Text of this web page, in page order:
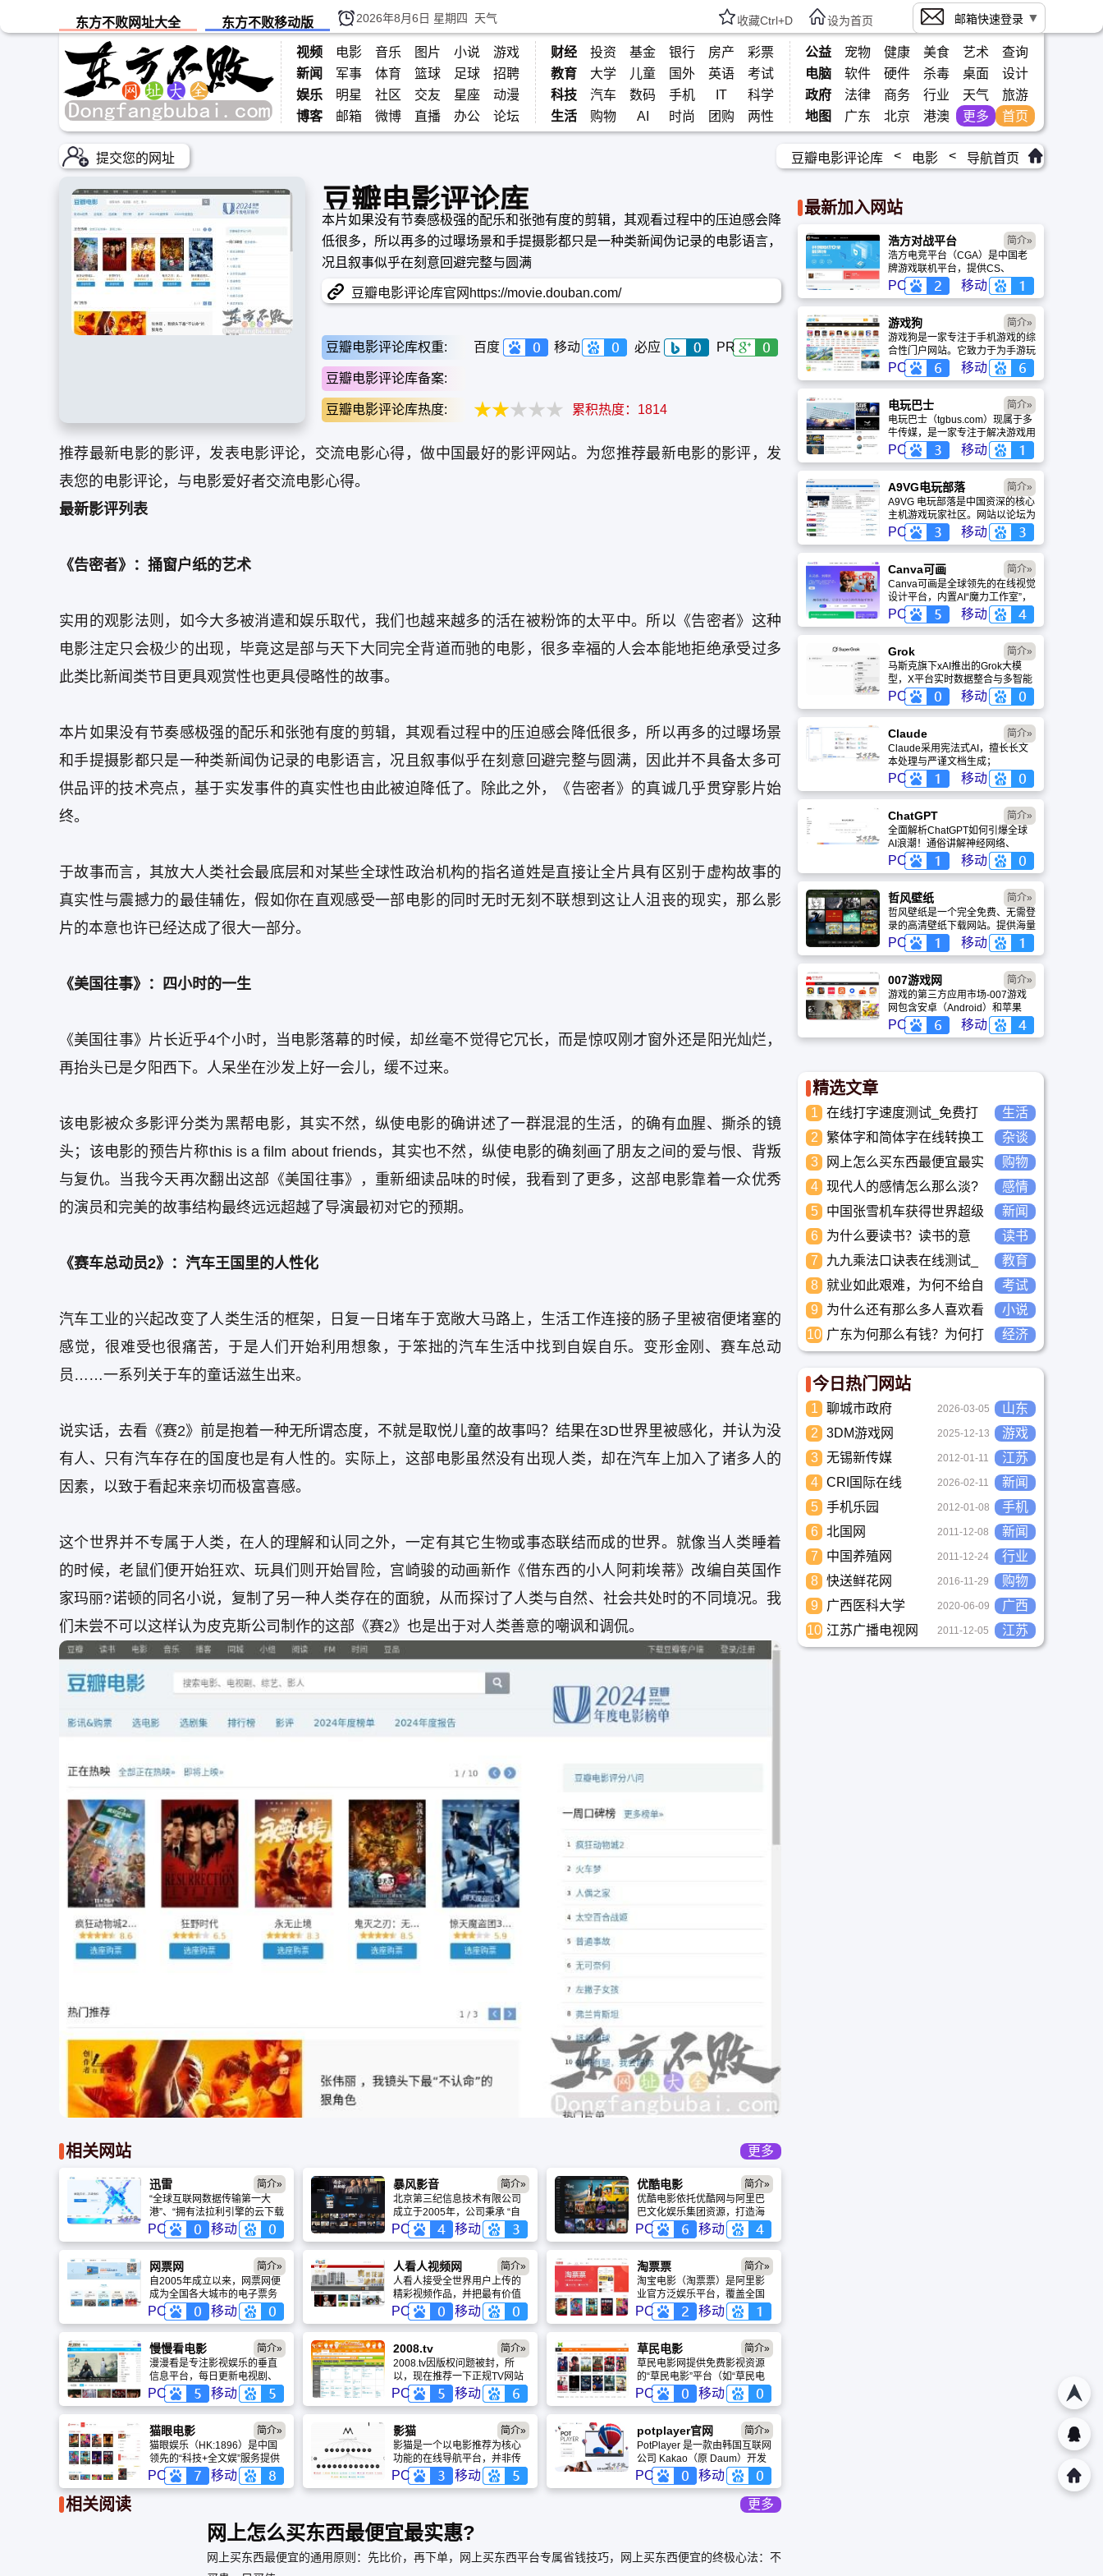
东方不败网址大全 东方不败移动版 2026年8月6日 星期四 天气 收藏Ctrl+D 设为首页 邮箱快速登录
视频 电影 音乐 图片 小说
游戏
新闻
军事 体育 篮球 足球
招聘
娱乐
明星 社区 交友 星座
动漫
博客
邮箱 微博 直播 办公 论坛
财经 投资 基金 银行 房产
彩票
教育
大学 儿童 国外 英语
考试
科技
汽车 数码 手机 IT
科学
生活
购物 AI 时尚 团购 两性
公益 宠物 健康 美食 艺术
查询
电脑
软件 硬件 杀毒 桌面
设计
政府
法律 商务 行业 天气
旅游
地图
广东 北京 港澳 更多 首页
提交您的网址 豆瓣电影评论库 < 电影 < 导航首页
豆瓣电影评论库
本片如果没有节奏感极强的配乐和张弛有度的剪辑，其观看过程中的压迫感会降
低很多，所以再多的过曝场景和手提摄影都只是一种类新闻伪记录的电影语言，
况且叙事似乎在刻意回避完整与圆满
豆瓣电影评论库官网https://movie.douban.com/
豆瓣电影评论库权重: 百度 移动 必应 PR
豆瓣电影评论库备案:
豆瓣电影评论库热度: 累积热度： 1814
推荐最新电影的影评，发表电影评论，交流电影心得，做中国最好的影评网站。为您推荐最新电影的影评，发
表您的电影评论，与电影爱好者交流电影心得。
最新影评列表
《告密者》：捅窗户纸的艺术
实用的观影法则，如今大多被消遣和娱乐取代，我们也越来越多的活在被粉饰的太平中。所以《告密者》这种
电影注定只会极少的出现，毕竟这是部与天下大同完全背道而驰的电影，很多幸福的人会本能地拒绝承受过多
此类比新闻类节目更具观赏性也更具侵略性的故事。
本片如果没有节奏感极强的配乐和张弛有度的剪辑，其观看过程中的压迫感会降低很多，所以再多的过曝场景
和手提摄影都只是一种类新闻伪记录的电影语言，况且叙事似乎在刻意回避完整与圆满，因此并不具备太多可
供品评的技术亮点，基于实发事件的真实性也由此被迫降低了。除此之外，《告密者》的真诚几乎贯穿影片始
终。
于故事而言，其放大人类社会最底层和对某些全球性政治机构的指名道姓是直接让全片具有区别于虚构故事的
真实性与震撼力的最佳辅佐，假如你在直观感受一部电影的同时无时无刻不联想到这让人沮丧的现实，那么影
片的本意也许已经达成了很大一部分。
《美国往事》：四小时的一生
《美国往事》片长近乎4个小时，当电影落幕的时候，却丝毫不觉得它冗长，而是惊叹刚才窗外还是阳光灿烂，
再抬头已是夕阳西下。人呆坐在沙发上好一会儿，缓不过来。
该电影被众多影评分类为黑帮电影，其实不然，纵使电影的确讲述了一群混混的生活，的确有血腥、撕杀的镜
头；该电影的预告片称this is a film about friends，其实也不然，纵使电影的确刻画了朋友之间的爱与恨、背叛
与复仇。当我今天再次翻出这部《美国往事》，重新细读品味的时候，我看到了更多，这部电影靠着一众优秀
的演员和完美的故事结构最终远远超越了导演最初对它的预期。
《赛车总动员2》：汽车王国里的人性化
汽车工业的兴起改变了人类生活的框架，日复一日堵车于宽敞大马路上，生活工作连接的肠子里被宿便堵塞的
感觉，很难受也很痛苦，于是人们开始利用想象，于笨拙的汽车生活中找到自娱自乐。变形金刚、赛车总动
员……一系列关于车的童话滋生出来。
说实话，去看《赛2》前是抱着一种无所谓态度，不就是取悦儿童的故事吗？结果在3D世界里被感化，并认为没
有人、只有汽车存在的国度也是有人性的。实际上，这部电影虽然没有出现人类，却在汽车上加入了诸多人的
因素，以致于看起来亲切而极富喜感。
这个世界并不专属于人类，在人的理解和认同之外，一定有其它生物或事态联结而成的世界。就像当人类睡着
的时候，老鼠们便开始狂欢、玩具们则开始冒险，宫崎骏的动画新作《借东西的小人阿莉埃蒂》改编自英国作
家玛丽?诺顿的同名小说，复制了另一种人类存在的面貌，从而探讨了人类与自然、社会共处时的不同境况。我
们未尝不可以这样认为皮克斯公司制作的这部《赛2》也是出于对人类善意的嘲讽和调侃。
相关网站 更多
迅雷
“全球互联网数据传输第一大
港”、“拥有法拉利引擎的云下载
服务”——尽管迅雷已经成为了
“下载”的代名词，但是今天，作
为中国最大的数字内容发行网
络，迅雷正在加速丰富着中国
网民的互联网应用。
PC 移动
简介» 暴风影音
北京第三纪信息技术有限公司
成立于2005年，公司秉承 “自
主创新、兼容并蓄”的企业精
神，以“让欢乐在玩家间不停分
享传递”为宗旨，以打造国产原
创精品网络游戏为目标，以发
展跨网络平台和数字娱乐技术
为核心竞争力，以包括PC 、移
动无线等终端为运营载体。
PC 移动
简介» 优酷电影
优酷电影依托优酷网与阿里巴
巴文化娱乐集团资源，打造海
量正版高清电影平台。平台聚
合超19000部影片，涵盖最新
院线大片、经典老片及独家自
制内容，支持BD蓝光、4K画质
与帧享60帧播放，24小时持续
更新。无广告、无弹窗的清洁
观影环境，搭配智能推荐与多
终端适配，为用户提供沉浸式
一站式观影体验。
PC 移动
简介»
网票网
自2005年成立以来，网票网便
成为全国各大城市的电子票务
与电子认证应用服务提供商，
并成为国内首家全国性的电影
票网上选座购买平台。网票网
是开放的平台，只要具备观影
需求+上网+网络支付，任何人
都可以来注册进行网络购票，
自选座位，自助出票，轻松观
影。
PC 移动
简介» 人看人视频网
人看人接受全世界用户上传的
精彩视频作品，并把最有价值
的视频内容面向全球推 广，每
一个人都可任意观看人看人视
频网上的视频节目，获得新闻
事件的第一手视频资讯，寻找
自己感兴趣的内容，品尝生活
的各种滋味。
PC 移动
简介» 淘票票
淘宝电影（淘票票）是阿里影
业官方泛娱乐平台，覆盖全国
9000+影院及演唱会、话剧等
演出赛事。平台提供在线选座
购票、独家资讯与视频解读，
并推出淘麦VIP会员体系，提供
买一赠一、积分抽奖等权益。
依托阿里生态，打造从决策到
消费的完整娱乐体验。
PC 移动
简介»
慢慢看电影
漫漫看是专注影视娱乐的垂直
信息平台，每日更新电视剧、
电影、综艺的播出信息、剧情
介绍、演员表等内容，整合豆
瓣、哔哩哔哩等渠道的影视评
论。平台建立多维度明星人物
数据库，支持姓名、作品关键
词检索，同时提供Python爬
虫、人物关系图谱等行业技术
参考服务，为影视爱好者与从
业者提供全面的数据支持。
PC 移动
简介» 2008.tv
2008.tv因版权问题被封，所
以，现在推荐一下正规TV网站
给大家，2008年的样式TV节目
单，希望大家喜欢。
PC 移动
简介» 草民电影
草民电影网提供免费影视资源
的“草民电影”平台（如“草民电
影网”或“草民影院App”）口语化
地称为“草民电影院”。
PC 移动
简介»
猫眼电影
猫眼娱乐（HK:1896）是中国
领先的“科技+全文娱”服务提供
商，2019年在香港联合交易所
主板上市。公司以“让娱乐更简
三大板块，为全文娱行业伙伴
提供行业洞见与专业服务，通
过深化产业能力、加强基础设
施建设，为行业创造多元化价
PC 移动
简介» 影猫
影猫是一个以电影推荐为核心
功能的在线导航平台，并非传
统的影视资源站或视频播放网
站。它的定位更像是一个“观影
兴趣的作品。
PC 移动
简介» potplayer官网
PotPlayer 是一款由韩国互联网
公司 Kakao（原 Daum）开发
的免费软件，官方中文支持页
面，对国内用户非常友好。
PotPlayer 虽然是一款国外软
件，但凭借其“格式通吃、无广
最受欢迎的本地视频播放器之
一。
PC 移动
简介»
相关阅读 更多
网上怎么买东西最便宜最实惠?
网上买东西最便宜的通用原则：先比价，再下单，网上买东西平台专属省钱技巧，网上买东西便宜的终极心法：不
最新加入网站
浩方对战平台
浩方电竞平台（CGA）是中国老
牌游戏联机平台，提供CS、
War3、星际争霸等经典游戏的稳
定联机服务。重温DOTA1的激情
岁月，找回当年的战友。同时提供
最新CGA电竞赛事资讯及热门页
游入口，致敬中国电竞的黄金时
代。
PC 移动
简介»
游戏狗
游戏狗是一家专注于手机游戏的综
合性门户网站。它致力于为手游玩
家提供最新、最全的游戏资讯、攻
略、评测及视频等内容，是国内较
早一批专注于移动游戏领域的垂直
媒体。
PC 移动
简介»
电玩巴士
电玩巴士（tgbus.com）现属于多
牛传媒，是一家专注于解决游戏用
户需求的综合性游戏门户网站，电
玩巴士是一个全面的综合性游戏门
户，专注于为全球玩家提供主机、
PC及移动端游戏的全方位资讯。
PC 移动
简介»
A9VG电玩部落
A9VG 电玩部落是中国资深的核心
主机游戏玩家社区。网站以论坛为
核心，提供全面的主机游戏资讯、
攻略和资料库，覆盖
PlayStation、Xbox、Switch 等全
平台。凭借其深厚的历史积淀和活
跃的用户群体，A9VG 成为硬核玩
家交流心得、分享攻略的首选平台
之一。
PC 移动
简介»
Canva可画
Canva可画是全球领先的在线视觉
设计平台，内置AI“魔力工作室”，
提供海量正版模板与素材。无论是
自媒体封面、企业海报还是PPT，
零基础用户也能轻松实现专业级创
作，让设计触手可及。
PC 移动
简介»
Grok
马斯克旗下xAI推出的Grok大模
型，X平台实时数据整合与多智能
体协作的核心优势。针对其中文能
力、隐私安全及幻觉问题等高频疑
问进行客观解答，提供AI选型参
考。
PC 移动
简介»
Claude
Claude采用宪法式AI，擅长长文
本处理与严谨文档生成；
ChatGPT基于RLHF，在复杂推
理、代码与快速迭代上占优。两者
定位不同，各有千秋。
PC 移动
简介»
ChatGPT‌
全面解析ChatGPT如何引爆全球
AI浪潮！通俗讲解神经网络、
Transformer与RLHF核心技术，
带您轻松看懂大语言模型如何重塑
未来。
PC 移动
简介»
哲风壁纸
哲风壁纸是一个完全免费、无需登
录的高清壁纸下载网站。提供海量
4K、8K超清电脑与手机壁纸，涵
盖动漫、风景、赛博朋克等多元风
格。支持动态壁纸与头像制作，国
内访问极速，是美化桌面的首选平
台。
PC 移动
简介»
007游戏网
游戏的第三方应用市场-007游戏
网包含安卓（Android）和苹果
（iOS）系统的手机应用、游戏以
及电脑软件的下载服务，还有精心
PC 移动
简介»
精选文章
1
在线打字速度测试_免费打
字正确率自测_中文打字水
平测评工具
生活
2
繁体字和简体字在线转换工
具-繁简字体转换
杂谈
3
网上怎么买东西最便宜最实
惠?
购物
4
现代人的感情怎么那么淡?
未来又应该如何面对这人情
淡如水的局面呢
感情
5
中国张雪机车获得世界超级
摩托车锦标赛冠军
新闻
6
为什么要读书？读书的意
义？怎么教育孩子读书？
读书
7
九九乘法口诀表在线测试_
高清完整版下载_小学数学
口算练习
教育
8
就业如此艰难，为何不给自
己学习考试充电，学一技之
长，胜过万贯家财
考试
9
为什么还有那么多人喜欢看
小说？小说到底有什么魅力
长盛不衰？
小说
10 广东为何那么有钱？为何打
工都到广东去，广东连续37
经济
今日热门网站
1 聊城市政府 2026-03-05
山东
2
3DM游戏网 2025-12-13
游戏
3
无锡新传媒 2012-01-11
江苏
4
CRI国际在线 2026-02-11
新闻
5
手机乐园 2012-01-08
手机
6
北国网 2011-12-08
新闻
7
中国养殖网 2011-12-24
行业
8
快送鲜花网 2016-11-29
购物
9
广西医科大学 2020-06-09
广西
10 江苏广播电视网 2011-12-05 江苏